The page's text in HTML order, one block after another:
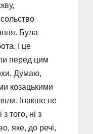
Була
І це
перед цим
Думаю,
козацькими
Інакше не
того, ні з
яке, до речі,